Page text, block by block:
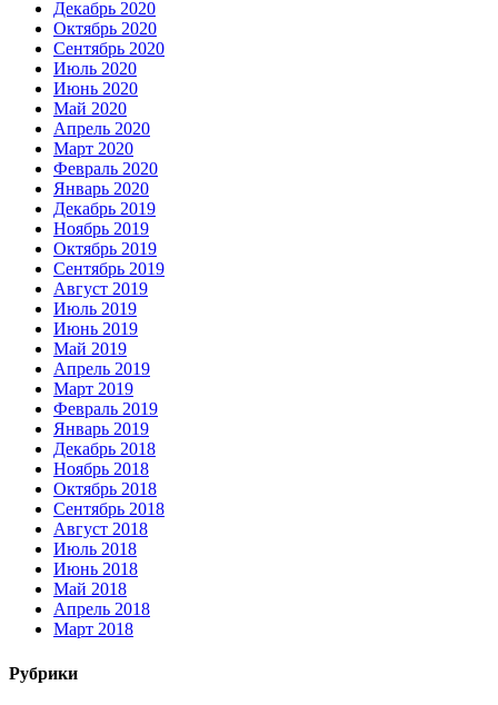
Декабрь 2020
Октябрь 2020
Сентябрь 2020
Июль 2020
Июнь 2020
Май 2020
Апрель 2020
Март 2020
Февраль 2020
Январь 2020
Декабрь 2019
Ноябрь 2019
Октябрь 2019
Сентябрь 2019
Август 2019
Июль 2019
Июнь 2019
Май 2019
Апрель 2019
Март 2019
Февраль 2019
Январь 2019
Декабрь 2018
Ноябрь 2018
Октябрь 2018
Сентябрь 2018
Август 2018
Июль 2018
Июнь 2018
Май 2018
Апрель 2018
Март 2018
Рубрики